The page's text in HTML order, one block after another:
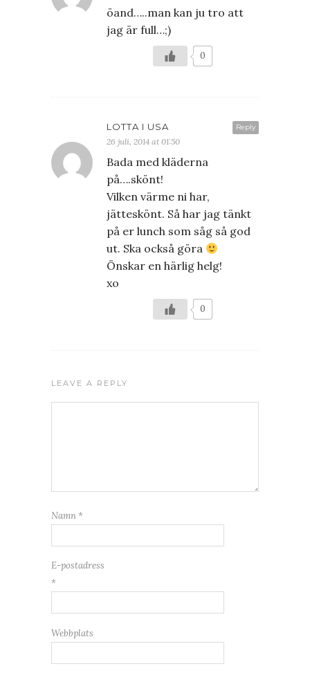
öand…..man kan ju tro att
jag är full…;)
0
Reply
LOTTA I USA
26 juli, 2014 at 01:50
Bada med kläderna
på….skönt!
Vilken värme ni har,
jätteskönt. Så har jag tänkt
på er lunch som såg så god
ut. Ska också göra
Önskar en härlig helg!
xo
0
LEAVE A REPLY
Namn *
E-postadress
*
Webbplats